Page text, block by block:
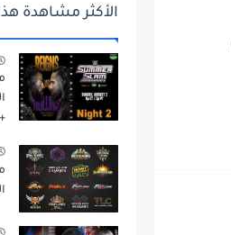
الأكثر مشاهدة